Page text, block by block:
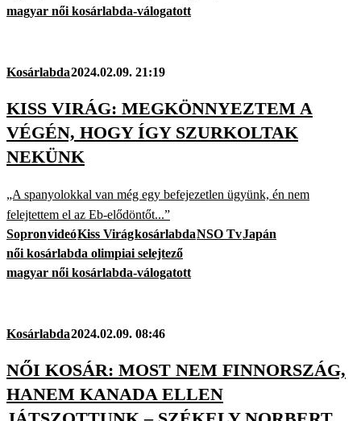
magyar női kosárlabda-válogatott
Kosárlabda2024.02.09. 21:19
KISS VIRÁG: MEGKÖNNYEZTEM A
VÉGÉN, HOGY ÍGY SZURKOLTAK
NEKÜNK
„A spanyolokkal van még egy befejezetlen ügyünk, én nem
felejtettem el az Eb-elődöntőt...”
SopronvideóKiss VirágkosárlabdaNSO TvJapán
női kosárlabda olimpiai selejtező
magyar női kosárlabda-válogatott
Kosárlabda2024.02.09. 08:46
NŐI KOSÁR: MOST NEM FINNORSZÁG,
HANEM KANADA ELLEN